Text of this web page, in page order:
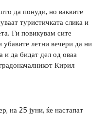
да понуди, но ваквите
туристичката слика и
Ги повикувам сите
летни вечери да ни
и да бидат дел од оваа
Кирил
на 25 јуни, ќе настапат